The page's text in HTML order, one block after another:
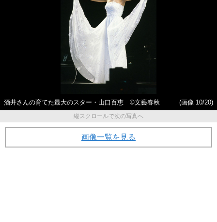
酒井さんの育てた最大のスター・山口百恵 ©︎文藝春秋
(画像 10/20)
縦スクロールで次の写真へ
画像一覧を見る